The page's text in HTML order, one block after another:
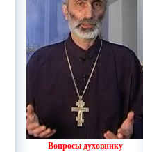
Вопросы духовнику